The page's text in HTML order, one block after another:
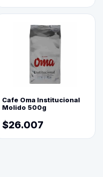
Cafe Oma Institucional
Molido 500g
$26.007